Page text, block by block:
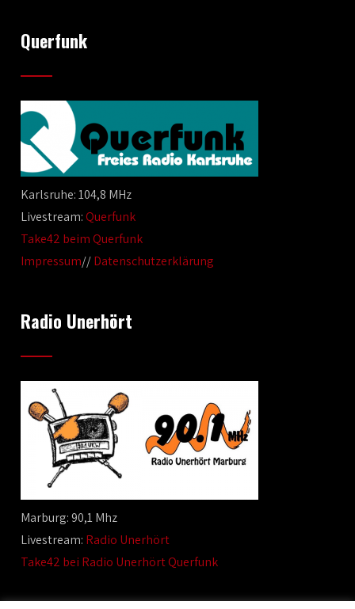
Querfunk
Karlsruhe: 104,8 MHz
Livestream:Querfunk
Take42 beim Querfunk
Impressum//Datenschutzerklärung
Radio Unerhört
Marburg: 90,1 Mhz
Livestream: Radio Unerhört
Take42 bei Radio Unerhört Querfunk